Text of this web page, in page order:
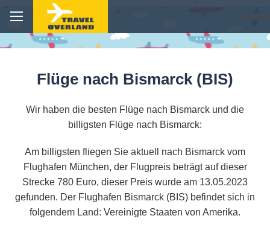
Flüge nach Bismarck (BIS)
Wir haben die besten Flüge nach Bismarck und die
billigsten Flüge nach Bismarck:
Am billigsten fliegen Sie aktuell nach Bismarck vom
Flughafen München, der Flugpreis beträgt auf dieser
Strecke 780 Euro, dieser Preis wurde am 13.05.2023
gefunden. Der Flughafen Bismarck (BIS) befindet sich in
folgendem Land: Vereinigte Staaten von Amerika.